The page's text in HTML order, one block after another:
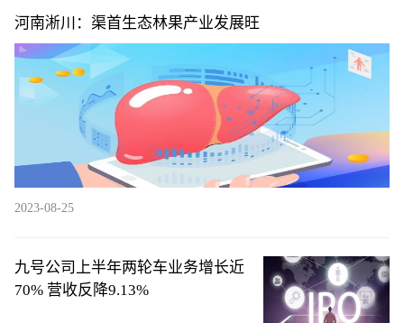
河南淅川：渠首生态林果产业发展旺
2023-08-25
九号公司上半年两轮车业务增长近
70% 营收反降9.13%